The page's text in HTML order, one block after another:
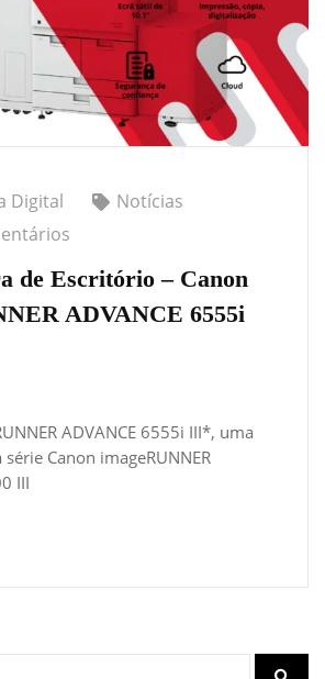
Digital
Notícias
de Escritório – Canon
ADVANCE 6555i
ADVANCE 6555i III*, uma
Canon imageRUNNER
III